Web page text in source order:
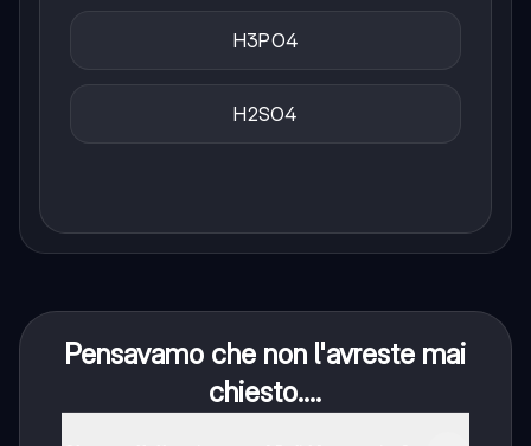
H3PO4
H2SO4
Pensavamo che non l'avreste mai
chiesto....